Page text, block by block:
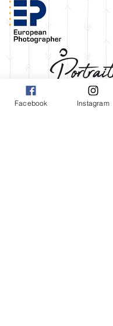
Facebook Instagram